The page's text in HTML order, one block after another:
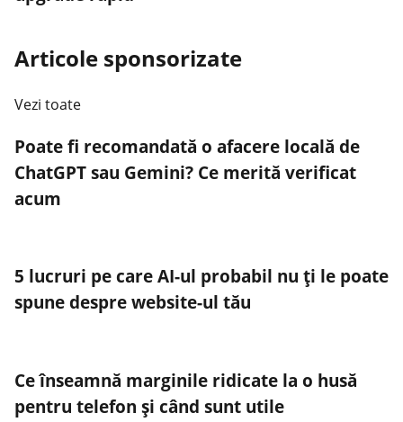
Articole sponsorizate
Vezi toate
Poate fi recomandată o afacere locală de
ChatGPT sau Gemini? Ce merită verificat
acum
5 lucruri pe care AI-ul probabil nu ți le poate
spune despre website-ul tău
Ce înseamnă marginile ridicate la o husă
pentru telefon și când sunt utile